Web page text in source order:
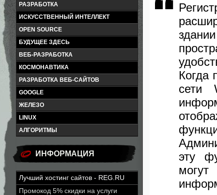
РАЗРАБОТКА
ИСКУССТВЕННЫЙ ИНТЕЛЛЕКТ
OPEN SOURCE
БУДУЩЕЕ ЗДЕСЬ
ВЕБ-РАЗРАБОТКА
КОСМОНАВТИКА
РАЗРАБОТКА ВЕБ-САЙТОВ
GOOGLE
ЖЕЛЕЗО
LINUX
АЛГОРИТМЫ
ИНФОРМАЦИЯ
Лучший хостинг сайтов - REG.RU
Промокод 5% скидки на услуги
Когда
сети
эту
могут